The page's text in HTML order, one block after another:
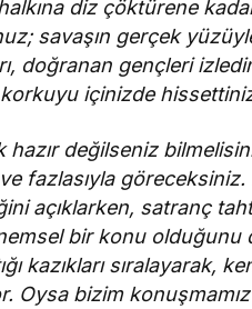
diz çöktürene
savaşın gerçek yüzüyle
doğranan gençleri
içinizde
hazır değilseniz
ve fazlasıyla
açıklarken, satranç
bir konu olduğunu
kazıkları sıralayarak,
Oysa bizim